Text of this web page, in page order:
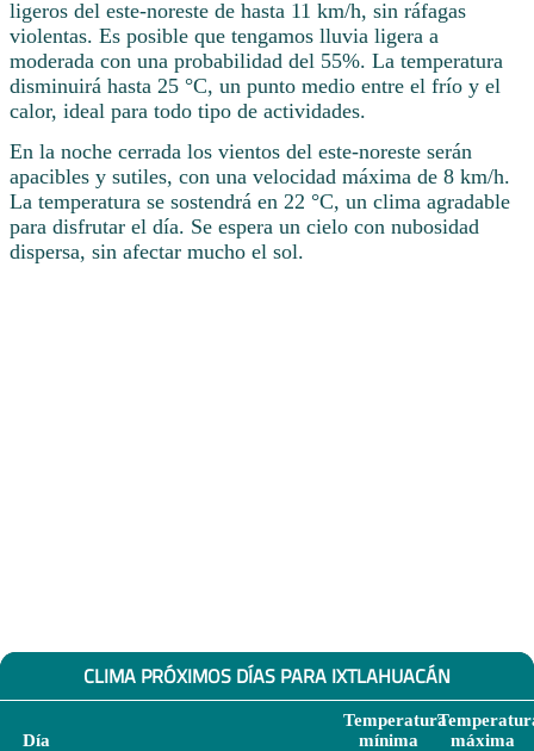
ligeros del este-noreste de hasta 11 km/h, sin ráfagas
violentas. Es posible que tengamos lluvia ligera a
moderada con una probabilidad del 55%. La temperatura
disminuirá hasta 25 °C, un punto medio entre el frío y el
calor, ideal para todo tipo de actividades.
En la noche cerrada los vientos del este-noreste serán
apacibles y sutiles, con una velocidad máxima de 8 km/h.
La temperatura se sostendrá en 22 °C, un clima agradable
para disfrutar el día. Se espera un cielo con nubosidad
dispersa, sin afectar mucho el sol.
CLIMA PRÓXIMOS DÍAS PARA IXTLAHUACÁN
Día
Temperatura
mínima
máxima